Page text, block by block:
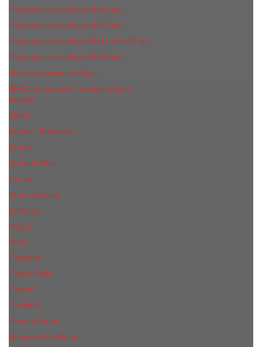
Подарочные наборы 4x15 мл
Подарочные наборы 4x30 мл
Подарочные наборы 5x11 и 5х12 мл
Подарочные наборы 5x15 мл
Косметические наборы
Оригинальная парфюмерия
Adidas
Ajmal
Antonio Banderas
Armaf
Armand Basi
Azzaro
Bruno Banani
Burberry
Bvlgari
Boss
Cacharel
Calvin Klein
Cerruti
Davidoff
Donna Karan
Дольче & Габбана